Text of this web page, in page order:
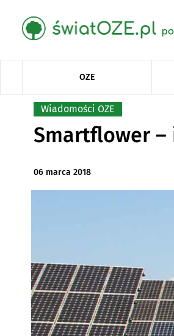
OZE
Wiadomości OZE
Smartflower
06 marca 2018